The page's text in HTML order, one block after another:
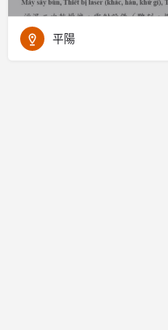
平陽